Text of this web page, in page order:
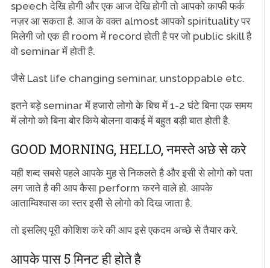
speech देखि होगी और एक आज देखि होगी तो आपको काफी फर्क
नज़र आ सकता है. आज के वक्त almost आपको spirituality पर
मिलेगी जो एक ही room में record होती है पर जो public skill है
वो seminar में होती है.
जैसे Last life changing seminar, unstoppable etc.
इतने बड़े seminar में हजारो लोगो के बिच में 1-2 घंटे बिना एक समय
में लोगो को बिना बोर किये बोलना वाकई में बहुत बड़ी बात होती है.
GOOD MORNING, HELLO, नमस्ते अछे से करे
यही शब्द सबसे पहले आपके मुह से निकलते है और इसी से लोगो को पता
लग जाते है की आप कैसा perform करने वाले हो. आपके
आताम्विश्वास का स्तर इसी से लोगो को दिख जाता है.
तो इसलिए पूरी कोशिश करे की आप इसे एकदम अच्छे से तैयार करे.
आपके पास 5 मिनट ही होते है